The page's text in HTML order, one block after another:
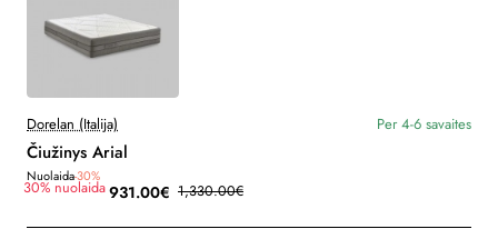
Dorelan (Italija) Per 4-6 savaites
Čiužinys Arial
Nuolaida-30%
931.00€ 1,330.00€
30% nuolaida